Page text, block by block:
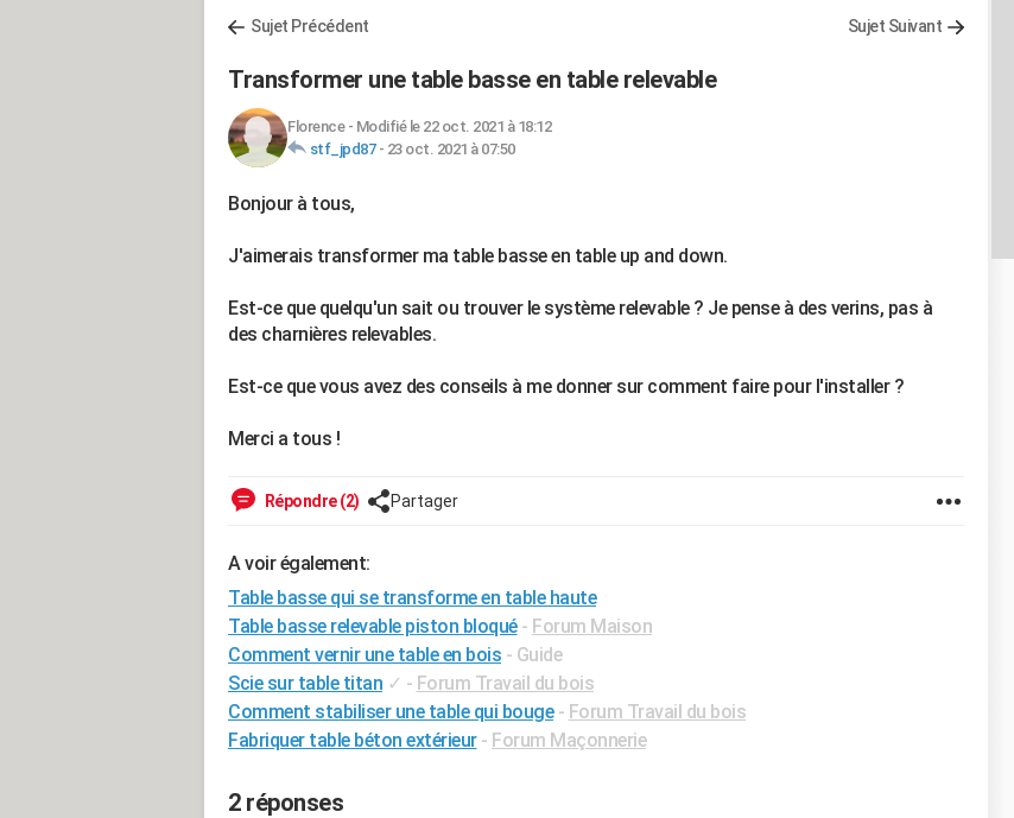
Sujet Précédent Sujet Suivant
Transformer une table basse en table relevable
Florence- Modifié le 22 oct. 2021 à 18:12
stf_jpd87- 23 oct. 2021 à 07:50
Bonjour à tous,
J'aimerais transformer ma table basse en table up and down.
Est-ce que quelqu'un sait ou trouver le système relevable ? Je pense à des verins, pas à
des charnières relevables.
Est-ce que vous avez des conseils à me donner sur comment faire pour l'installer ?
Merci a tous !
Répondre (2) Partager
A voir également:
Table basse qui se transforme en table haute
Table basse relevable piston bloqué - Forum Maison
Comment vernir une table en bois - Guide
Scie sur table titan ✓ - Forum Travail du bois
Comment stabiliser une table qui bouge - Forum Travail du bois
Fabriquer table béton extérieur - Forum Maçonnerie
2 réponses